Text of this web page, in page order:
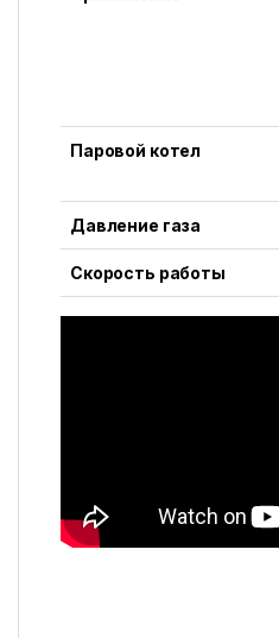
Паровой котел
Давление газа
Скорость работы